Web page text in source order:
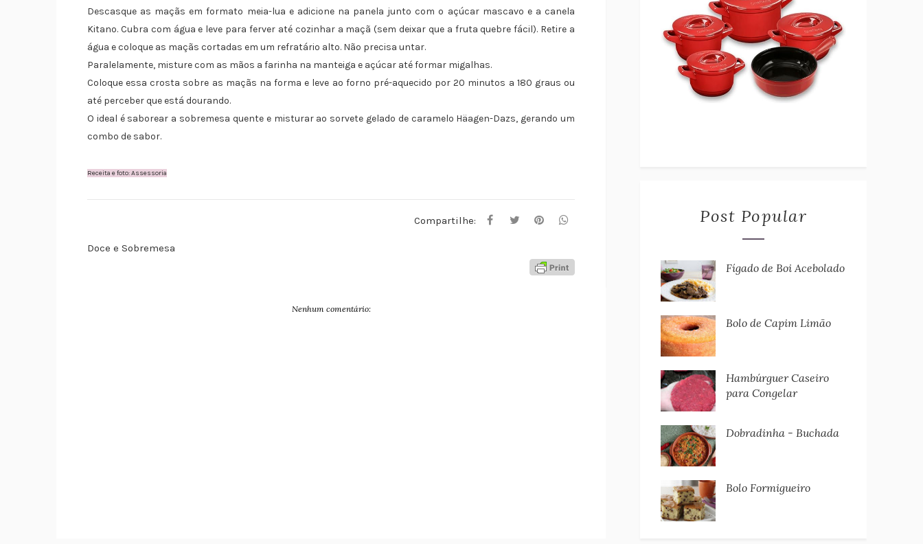
Descasque as maçãs em formato meia-lua e adicione na panela junto com o açúcar mascavo e a canela
Kitano. Cubra com água e leve para ferver até cozinhar a maçã (sem deixar que a fruta quebre fácil). Retire a
água e coloque as maçãs cortadas em um refratário alto. Não precisa untar.
Paralelamente, misture com as mãos a farinha na manteiga e açúcar até formar migalhas.
Coloque essa crosta sobre as maçãs na forma e leve ao forno pré-aquecido por 20 minutos a 180 graus ou
até perceber que está dourando.
O ideal é saborear a sobremesa quente e misturar ao sorvete gelado de caramelo Häagen-Dazs, gerando um
combo de sabor.
Receita e foto: Assessoria
Compartilhe:
Doce e Sobremesa
Nenhum comentário:
Post Popular
Fígado de Boi Acebolado
Bolo de Capim Limão
Hambúrguer Caseiro
para Congelar
Dobradinha - Buchada
Bolo Formigueiro